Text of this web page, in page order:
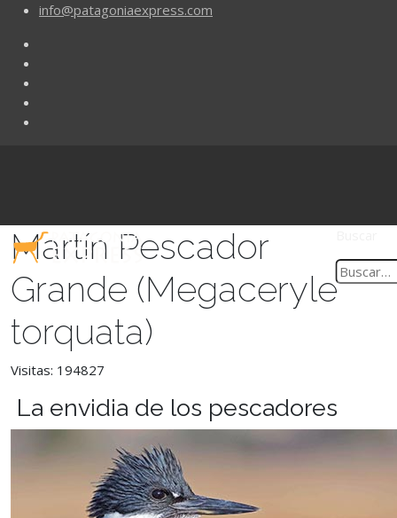
info@patagoniaexpress.com
Martín Pescador
Grande (Megaceryle
torquata)
Visitas: 194827
La envidia de los pescadores